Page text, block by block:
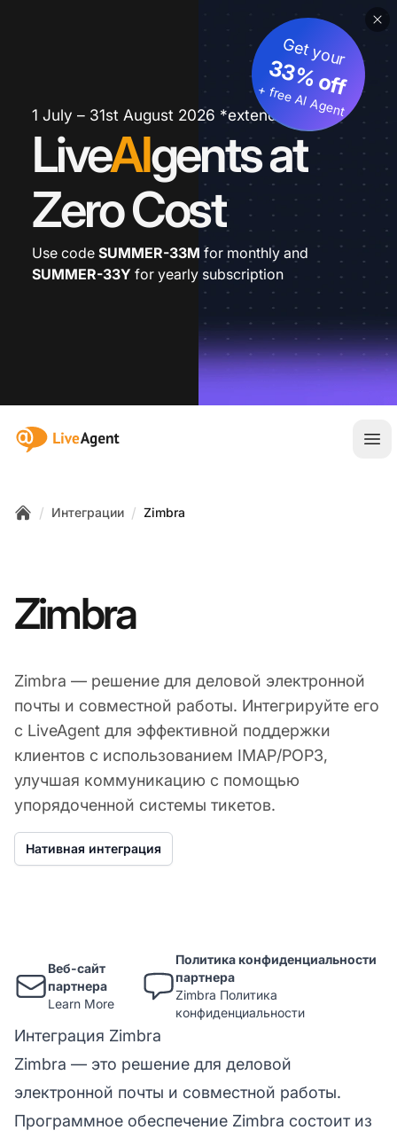
1 July – 31st August 2026 *extended
LiveAIgents at
Zero Cost
Get your
33% off
+ free AI Agent
Use code SUMMER-33M for monthly and
SUMMER-33Y for yearly subscription
:site.title
/ Интеграции / Zimbra
Zimbra
Zimbra — решение для деловой электронной
почты и совместной работы. Интегрируйте его
с LiveAgent для эффективной поддержки
клиентов с использованием IMAP/POP3,
улучшая коммуникацию с помощью
упорядоченной системы тикетов.
Нативная интеграция
Веб-сайт
партнера
Learn More
Политика конфиденциальности
партнера
Zimbra Политика
конфиденциальности
Интеграция Zimbra
Zimbra — это решение для деловой
электронной почты и совместной работы.
Программное обеспечение Zimbra состоит из